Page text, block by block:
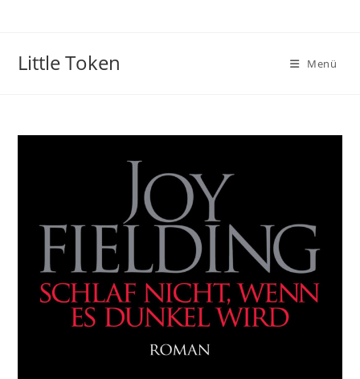
Little Token Menü